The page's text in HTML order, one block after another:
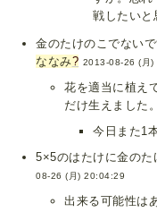
戦したいと
金のたけのこでない
ななみ? 2013-08-26 (月
花を適当に植え
だけ生えました
今日また1
5×5のはたけに金の
08-26 (月) 20:04:29
出来る可能性は